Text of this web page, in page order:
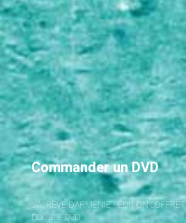
Commander un DVD
J’AI RÊVÉ D’ARMÉNIE - ÉDITION COFFRET
DOUBLE DVD